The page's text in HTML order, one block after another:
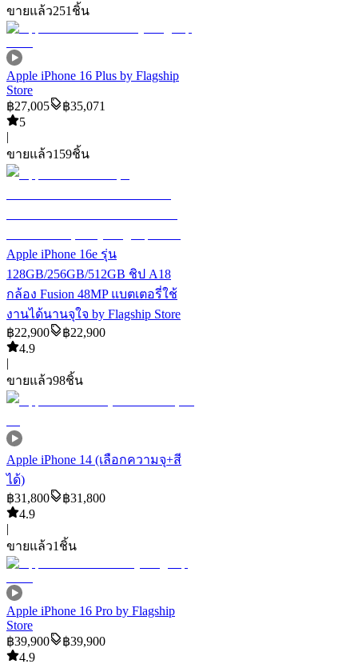
ขายแล้ว251 ชิ้น
Apple iPhone 16 Plus by Flagship
Store
฿27,005 ฿35,071
5
|
ขายแล้ว159ชิ้น
Apple iPhone 16e รุ่น
128GB/256GB/512GB ชิป A18
กล้อง Fusion 48MP แบตเตอรี่ใช้
งานได้นานจุใจ by Flagship Store
฿22,900 ฿22,900
4.9
|
ขายแล้ว98ชิ้น
Apple iPhone 14 (เลือกความจุ+สี
ได้)
฿31,800 ฿31,800
4.9
|
ขายแล้ว1 ชิ้น
Apple iPhone 16 Pro by Flagship
Store
฿39,900 ฿39,900
4.9